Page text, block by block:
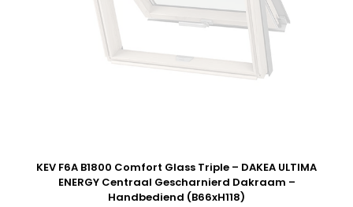
KEV F6A B1800 Comfort Glass Triple – DAKEA ULTIMA
ENERGY Centraal Gescharnierd Dakraam –
Handbediend (B66xH118)